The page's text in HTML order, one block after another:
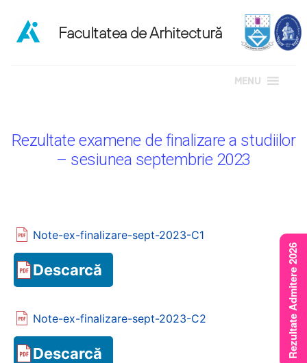
conținut
MENU
Rezultate examene de finalizare a studiilor
– sesiunea septembrie 2023
Note-ex-finalizare-sept-2023-C1
Descarcă
Note-ex-finalizare-sept-2023-C2
Descarcă Rezultate Admitere 2026